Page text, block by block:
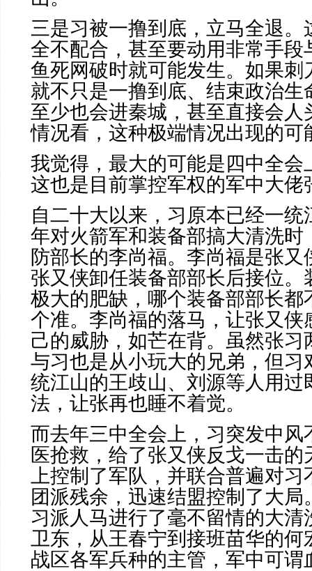
三是习被一撸到底，立马全退。
全不配合，甚至要动用非常手段
鱼死网破时就可能发生。如果刺
就不只是一撸到底、结束政治生
至少也会进秦城，甚至直接会人
情况看，这种极端情况出现的可
我觉得，最大的可能是四中全会
这也是目前掌控军权的军中大佬
自二十大以来，习原本已经一统
年对火箭军和装备部搞大清洗时
防部长的李尚福。李尚福是张又
张又侠卸任装备部部长后接位。
极大的肥缺，哪个装备部部长都
个准。李尚福的落马，让张又侠
己的威胁，如芒在背。虽然张习
与习也是从小玩大的兄弟，但习
统江山的王歧山、刘源等人用过
法，让张再也睡不着觉。
而去年三中全会上，习突发中风
医抢救，给了张又侠反戈一击的
上控制了军队，并联合普遍对
团派残余，迅速结盟控制了大局
习派人马进行了毫不留情的大清
卫东，从王春宁到接班苗华的何
战区各军兵种的主管，军中可谓